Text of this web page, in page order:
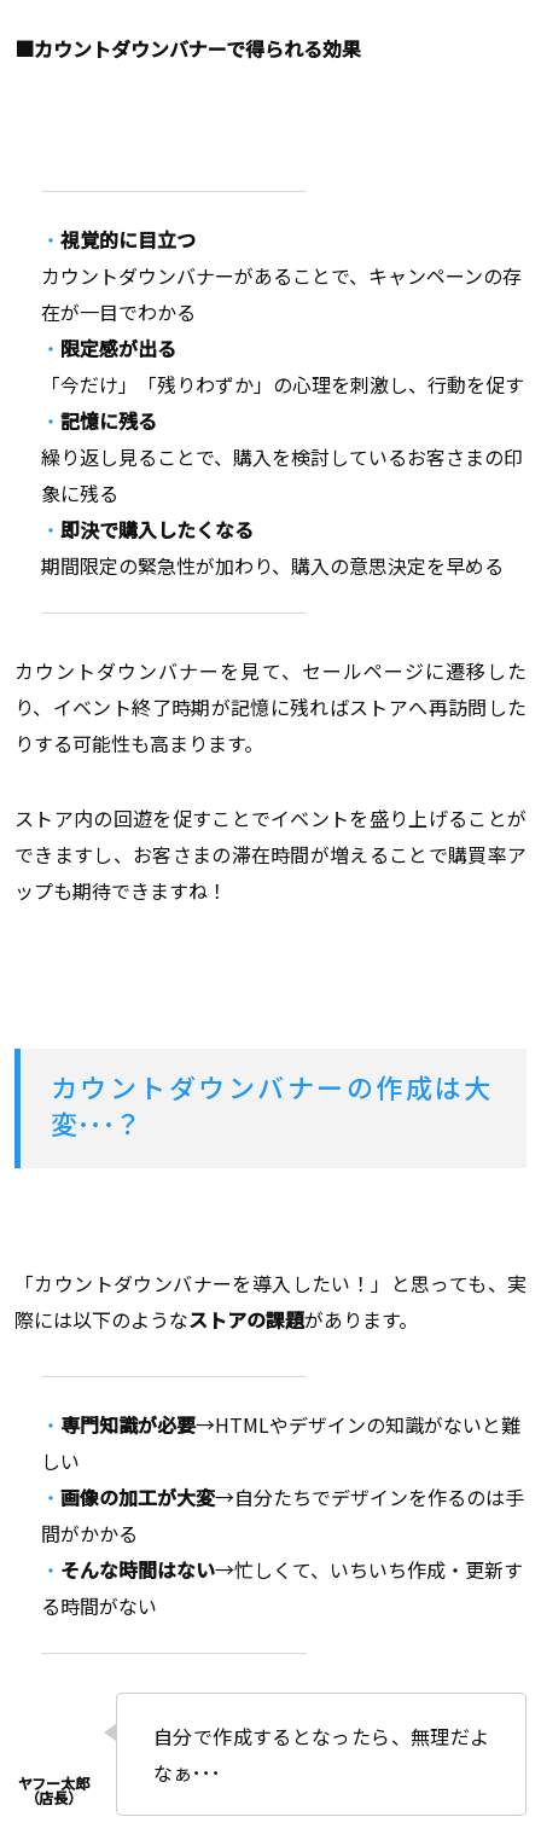
■カウントダウンバナーで得られる効果
視覚的に目立つ
カウントダウンバナーがあることで、キャンペーンの存
在が一目でわかる
限定感が出る
「今だけ」「残りわずか」の心理を刺激し、行動を促す
記憶に残る
繰り返し見ることで、購入を検討しているお客さまの印
象に残る
即決で購入したくなる
期間限定の緊急性が加わり、購入の意思決定を早める
カウントダウンバナーを見て、セールページに遷移した
り、イベント終了時期が記憶に残ればストアへ再訪問した
りする可能性も高まります。
ストア内の回遊を促すことでイベントを盛り上げることが
できますし、お客さまの滞在時間が増えることで購買率ア
ップも期待できますね！
カウントダウンバナーの作成は大
変･･･？
「カウントダウンバナーを導入したい！」と思っても、実
際には以下のようなストアの課題があります。
専門知識が必要→HTMLやデザインの知識がないと難
しい
画像の加工が大変→自分たちでデザインを作るのは手
間がかかる
そんな時間はない→忙しくて、いちいち作成・更新す
る時間がない
自分で作成するとなったら、無理だよ
なぁ･･･